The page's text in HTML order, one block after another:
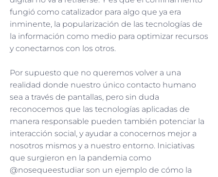
fungió como catalizador para algo que ya era
inminente, la popularización de las tecnologías de
la información como medio para optimizar recursos
y conectarnos con los otros.
Por supuesto que no queremos volver a una
realidad donde nuestro único contacto humano
sea a través de pantallas, pero sin duda
reconocemos que las tecnologías aplicadas de
manera responsable pueden también potenciar la
interacción social, y ayudar a conocernos mejor a
nosotros mismos y a nuestro entorno. Iniciativas
que surgieron en la pandemia como
@nosequeestudiar son un ejemplo de cómo la